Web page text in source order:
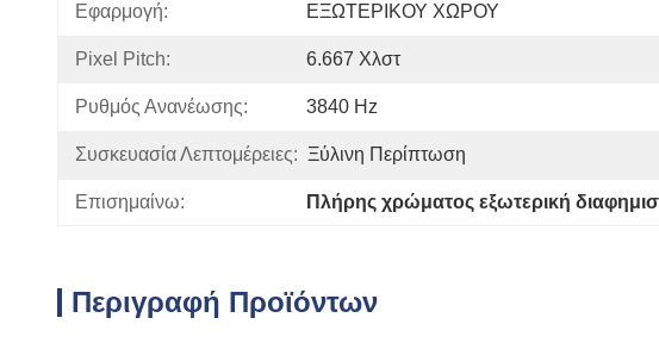
Εφαρμογή: ΕΞΩΤΕΡΙΚΟΥ ΧΩΡΟΥ
Pixel Pitch: 6.667 Χλστ
Ρυθμός Ανανέωσης: 3840 Hz
Συσκευασία Λεπτομέρειες: Ξύλινη Περίπτωση
Επισημαίνω: Πλήρης χρώματος εξωτερική
Περιγραφή Προϊόντων